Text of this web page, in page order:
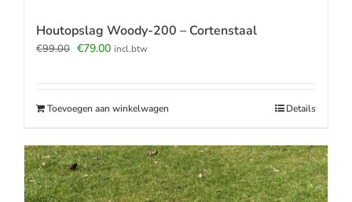
Houtopslag Woody-200 – Cortenstaal
€99.00 Oorspronkelijke
€79.00Huidige
incl.btw
Toevoegen aan winkelwagen Details